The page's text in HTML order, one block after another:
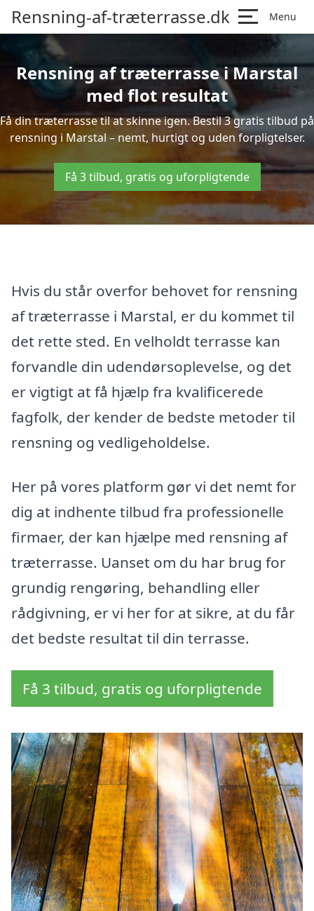
Rensning-af-træterrasse.dk Menu
Rensning af træterrasse i Marstal
med flot resultat
Få din træterrasse til at skinne igen. Bestil 3 gratis tilbud på
rensning i Marstal – nemt, hurtigt og uden forpligtelser.
Få 3 tilbud, gratis og uforpligtende
Hvis du står overfor behovet for rensning
af træterrasse i Marstal, er du kommet til
det rette sted. En velholdt terrasse kan
forvandle din udendørsoplevelse, og det
er vigtigt at få hjælp fra kvalificerede
fagfolk, der kender de bedste metoder til
rensning og vedligeholdelse.
Her på vores platform gør vi det nemt for
dig at indhente tilbud fra professionelle
firmaer, der kan hjælpe med rensning af
træterrasse. Uanset om du har brug for
grundig rengøring, behandling eller
rådgivning, er vi her for at sikre, at du får
det bedste resultat til din terrasse.
Få 3 tilbud, gratis og uforpligtende